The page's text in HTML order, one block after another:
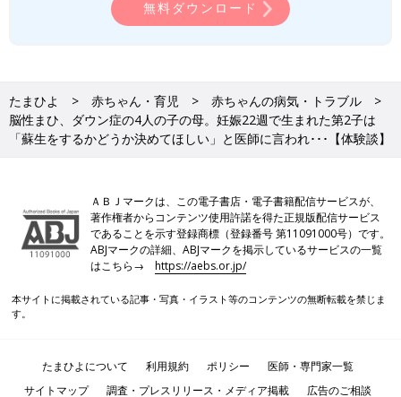
無料ダウンロード
たまひよ 赤ちゃん・育児
赤ちゃんの病気・トラブル
脳性まひ、ダウン症の4人の子の母。妊娠22週で生まれた第2子は
「蘇生をするかどうか決めてほしい」と医師に言われ･･･【体験談】
ＡＢＪマークは、この電子書店・電子書籍配信サービスが、
著作権者からコンテンツ使用許諾を得た正規版配信サービス
であることを示す登録商標（登録番号 第11091000号）です。
ABJマークの詳細、ABJマークを掲示しているサービスの一覧
はこちら→https://aebs.or.jp/
本サイトに掲載されている記事・写真・イラスト等のコンテンツの無断転載を禁じま
す。
たまひよについて 利用規約 ポリシー
医師・専門家一覧
サイトマップ
調査・プレスリリース・メディア掲載 広告のご相談